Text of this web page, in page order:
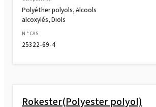
Polyéther polyols, Alcools
alcoxylés, Diols
N ° CAS.
25322-69-4
Rokester(Polyester polyol)